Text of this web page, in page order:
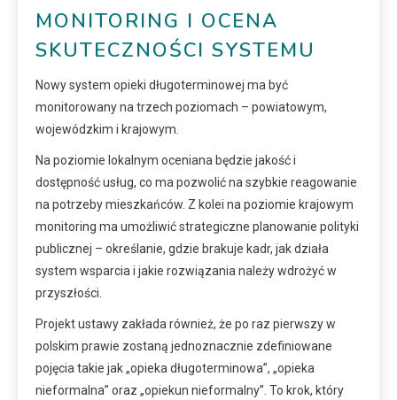
MONITORING I OCENA
SKUTECZNOŚCI SYSTEMU
Nowy system opieki długoterminowej ma być
monitorowany na trzech poziomach – powiatowym,
wojewódzkim i krajowym.
Na poziomie lokalnym oceniana będzie jakość i
dostępność usług, co ma pozwolić na szybkie reagowanie
na potrzeby mieszkańców. Z kolei na poziomie krajowym
monitoring ma umożliwić strategiczne planowanie polityki
publicznej – określanie, gdzie brakuje kadr, jak działa
system wsparcia i jakie rozwiązania należy wdrożyć w
przyszłości.
Projekt ustawy zakłada również, że po raz pierwszy w
polskim prawie zostaną jednoznacznie zdefiniowane
pojęcia takie jak „opieka długoterminowa”, „opieka
nieformalna” oraz „opiekun nieformalny”. To krok, który